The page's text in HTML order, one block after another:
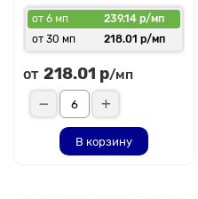
от 6 мп
239.14 р/мп
от 30 мп
218.01 р/мп
от 218.01 р/мп
В корзину